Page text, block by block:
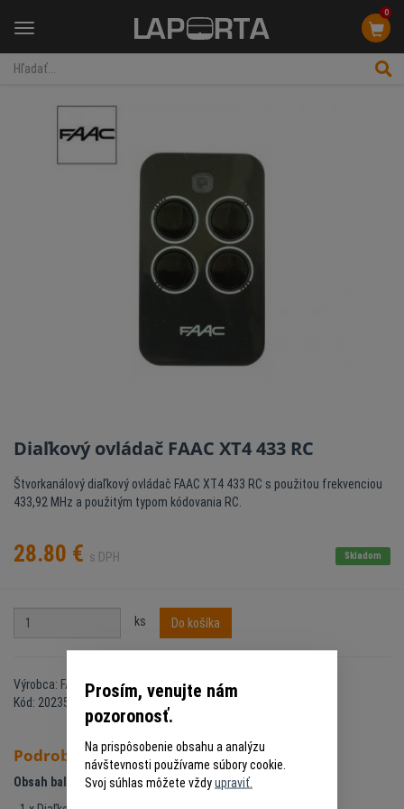
Menu
0
Diaľkový ovládač FAAC XT4 433 RC
Štvorkanálový diaľkový ovládač FAAC XT4 433 RC s použitou frekvenciou
433,92 MHz a použitým typom kódovania RC.
28.80 € s DPH Skladom
ks Do košíka
Výrobca: FAAC
Kód: 20235002
Podrobný popis
Obsah balenia:
Prosím, venujte nám
pozoronosť.
Na prispôsobenie obsahu a analýzu
návštevnosti používame súbory cookie.
Svoj súhlas môžete vždyupraviť.